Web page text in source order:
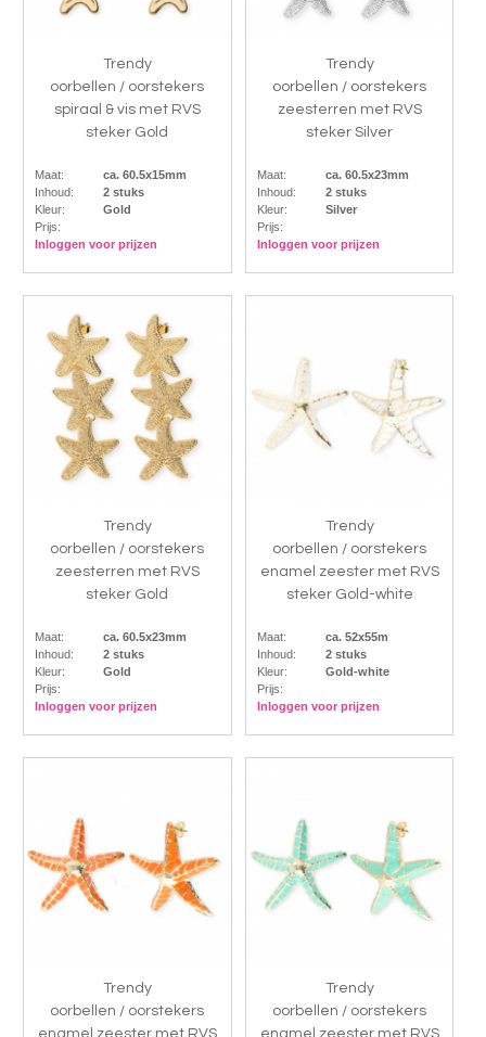
Trendy
oorbellen / oorstekers
spiraal & vis met RVS
steker Gold
Maat:
ca. 60.5x15mm
Inhoud:
2 stuks
Kleur:
Gold
Prijs:
Inloggen voor prijzen
Trendy
oorbellen / oorstekers
zeesterren met RVS
steker Silver
Maat:
ca. 60.5x23mm
Inhoud:
2 stuks
Kleur:
Silver
Prijs:
Inloggen voor prijzen
Trendy
oorbellen / oorstekers
zeesterren met RVS
steker Gold
Maat:
ca. 60.5x23mm
Inhoud:
2 stuks
Kleur:
Gold
Prijs:
Inloggen voor prijzen
Trendy
oorbellen / oorstekers
enamel zeester met RVS
steker Gold-white
Maat:
ca. 52x55m
Inhoud:
2 stuks
Kleur:
Gold-white
Prijs:
Inloggen voor prijzen
Trendy
oorbellen / oorstekers
enamel zeester met RVS
Trendy
oorbellen / oorstekers
enamel zeester met RVS